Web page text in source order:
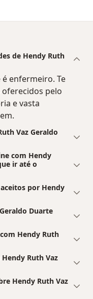
de Hendy Ruth
enfermeiro. Te
pelo
e vasta
Vaz Geraldo
com Hendy
ir até o
por Hendy
Duarte
Hendy Ruth
Ruth Vaz
Hendy Ruth Vaz